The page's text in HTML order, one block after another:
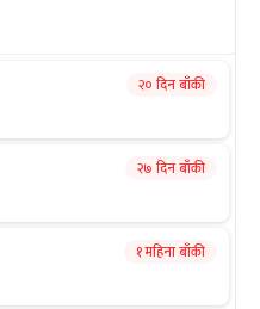
२० दिन बाँकी
२७ दिन बाँकी
१ महिना बाँकी